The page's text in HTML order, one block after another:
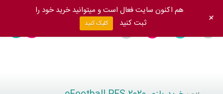
هم اکنون سایت فعال است و میتوانید خرید خود را
ثبت کنید
کلیک کنید +